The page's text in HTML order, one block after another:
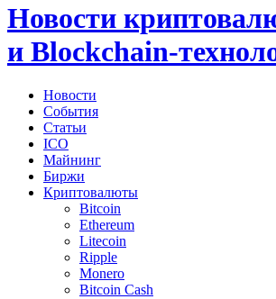
Новости
и Blockchain-
Новости
События
Статьи
ICO
Майнинг
Биржи
Криптовалюты
Bitcoin
Ethereum
Litecoin
Ripple
Monero
Bitcoin Cash